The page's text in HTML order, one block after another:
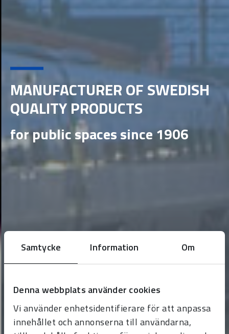
Samtycke Information Om
Denna webbplats använder cookies
Vi använder enhetsidentifierare för att anpassa
innehållet och annonserna till användarna,
MANUFACTURER OF SWEDISH
QUALITY PRODUCTS
for public spaces since 1906